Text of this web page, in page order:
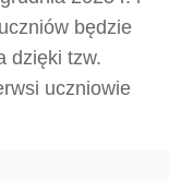
będzie
dzięki tzw.
uczniowie